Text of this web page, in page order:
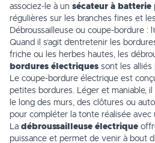
associez-le à un sécateur à batterie
régulières sur les branches fines et
Débroussailleuse ou coupe-bordure :
Quand il s’agit d’entretenir les
friche ou les herbes hautes, les
bordures électriques sont les alliés
Le coupe-bordure électrique est
petites bordures. Léger et maniable,
le long des murs, des clôtures ou
pour compléter la tonte réalisée avec
La débroussailleuse électrique
puissance et permet de venir à bout